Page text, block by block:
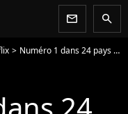
newsletter search
Numéro 1 dans 24 pays en un week-end : le nouveau film le plus regardé sur Netflix est pourtant loin du chef d'oeuvre